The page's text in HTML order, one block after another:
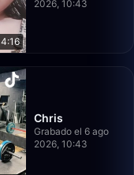
4:16
2026, 10:43
Chris
Grabado el 6 ago
2026, 10:43